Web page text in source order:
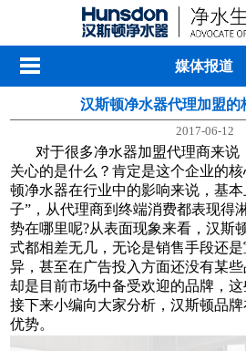
媒体报道
汉斯顿净水器代理加盟的
2017-06-12
对于很多净水器加盟代理商来说
关心的是什么？肯定是这个企业的
顿净水器在行业中的影响来说，基
子”，从代理商到终端消费都表现得
势在哪里呢?从表面现象来看，汉斯
式都相差无几，无论是销售手段还
异，甚至在广告投入方面还没有某
却是目前市场中备受欢迎的品牌，这
接下来小编向大家分析，汉斯顿品
优势。